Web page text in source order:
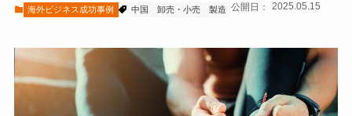
海外ビジネス成功事例 中国 卸売・小売 製造 2025.05.15